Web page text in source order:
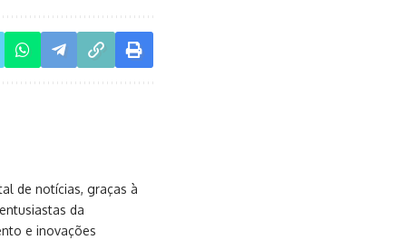
de notícias, graças à
da
e inovações